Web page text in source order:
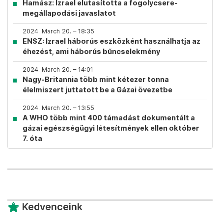
Hamász: Izrael elutasította a fogolycsere-
megállapodási javaslatot
2024. March 20. – 18:35
ENSZ: Izrael háborús eszközként használhatja az
éhezést, ami háborús bűncselekmény
2024. March 20. – 14:01
Nagy-Britannia több mint kétezer tonna
élelmiszert juttatott be a Gázai övezetbe
2024. March 20. – 13:55
A WHO több mint 400 támadást dokumentált a
gázai egészségügyi létesítmények ellen október
7. óta
Kedvenceink